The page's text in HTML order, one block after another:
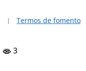
Termos de fomento
3